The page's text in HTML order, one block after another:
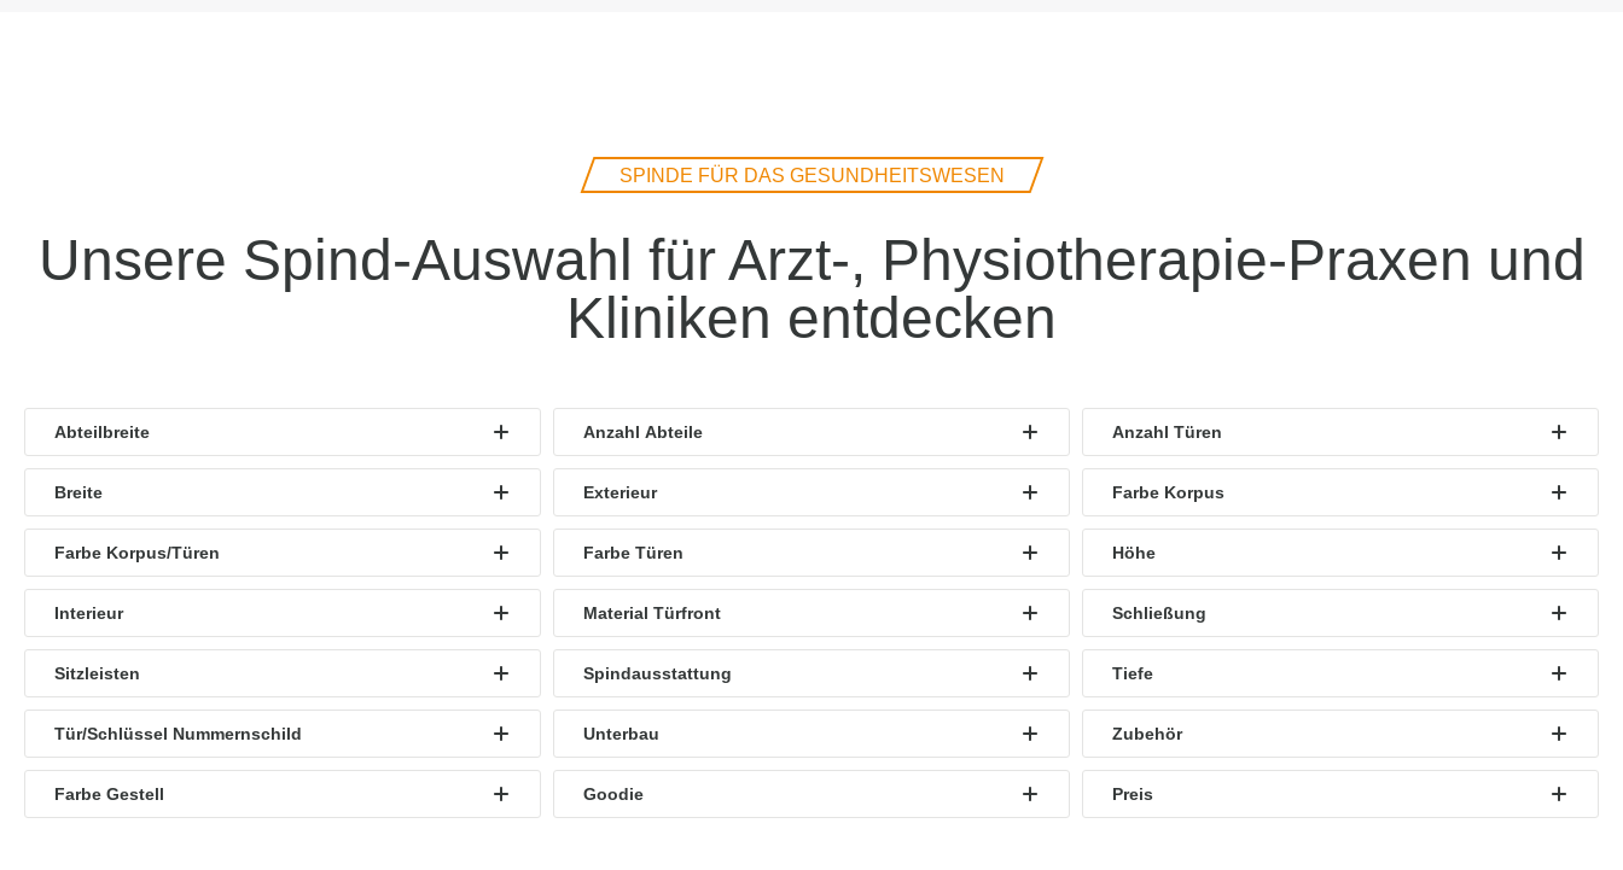
SPINDE FÜR DAS GESUNDHEITSWESEN
Unsere Spind-Auswahl für Arzt-, Physiotherapie-Praxen und
Kliniken entdecken
Abteilbreite Anzahl Abteile Anzahl Türen
Breite Exterieur Farbe Korpus
Farbe Korpus/Türen Farbe Türen Höhe
Interieur Material Türfront Schließung
Sitzleisten Spindausstattung Tiefe
Tür/Schlüssel Nummernschild Unterbau Zubehör
Farbe Gestell Goodie Preis